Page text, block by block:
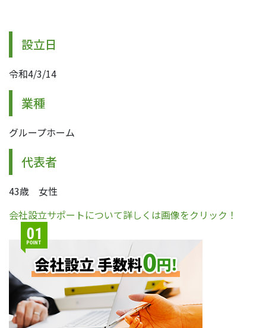
設立日
令和4/3/14
業種
グループホーム
代表者
43歳 女性
会社設立サポートについて詳しくは画像をクリック！